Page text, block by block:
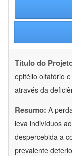
Título do
epitélio olfatório
através da
Resumo: A
leva indivíduos
despercebida a
prevalente